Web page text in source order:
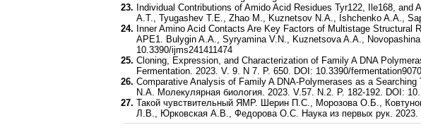
Individual Contributions of Amido Acid Residues Tyr122, Ile168,
A.T., Tyugashev T.E., Zhao M., Kuznetsov N.A., Ishchenko A.A.,
Inner Amino Acid Contacts Are Key Factors of Multistage
APE1. Bulygin A.A., Syryamina V.N., Kuznetsova A.A.,
10.3390/ijms241411474
Cloning, Expression, and Characterization of Family A DNA
Fermentation. 2023. V. 9. N 7. P. 650. DOI: 10.3390/
Comparative Analysis of Family A DNA-Polymerases as a
N.A. Молекулярная биология. 2023. V.57. N.2. P. 182-192. DOI:
Такой чувствительный ЯМР. Шерин П.С., Морозова О.Б.,
Л.В., Юрковская А.В., Федорова О.С. Наука из первых рук.